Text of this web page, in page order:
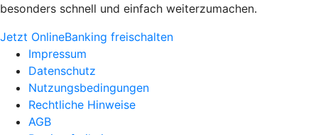
besonders schnell und einfach weiterzumachen.
Jetzt OnlineBanking freischalten
Impressum
Datenschutz
Nutzungsbedingungen
Rechtliche Hinweise
AGB